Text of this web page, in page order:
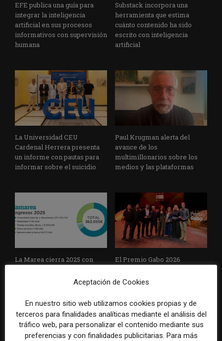
EFE publica una guía para
integrar la inteligencia
artificial en sus procesos
informativos con supervisión
humana
Substack incorpora una
herramienta que estima
cuánto contenido ha sido
escrito con inteligencia
artificial
La Universidad CEU
Cardenal Herrera presenta
un informe con pautas para
informar sobre el suicidio
Paul Krugman alerta del
avance de los
multimillonarios sobre los
medios y las plataformas
La Marea cierra 2025 con
cooperativa pierde 38.542
El Premio Gabo 2026
Brasil, España y El Salvador
la violencia
Aceptación de Cookies
En nuestro sitio web utilizamos cookies propias y de
terceros para finalidades analíticas mediante el análisis del
tráfico web, para personalizar el contenido mediante sus
preferencias y con finalidades publicitarias. Para más